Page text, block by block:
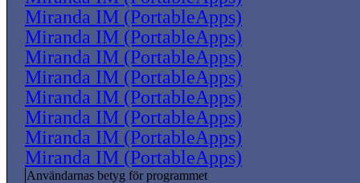
Miranda IM (PortableApps)
Miranda IM (PortableApps)
Miranda IM (PortableApps)
Miranda IM (PortableApps)
Miranda IM (PortableApps)
Miranda IM (PortableApps)
Miranda IM (PortableApps)
Miranda IM (PortableApps)
Användarnas betyg för programmet